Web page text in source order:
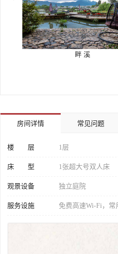
畔 溪
房间详情 常见问题
楼 层 1层
床 型 1张超大号双人床
观景设备 独立庭院
服务设施 免费高速Wi-Fi，